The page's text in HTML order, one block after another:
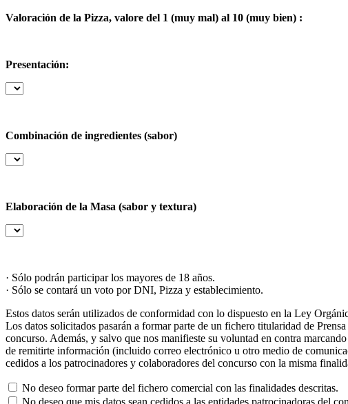
Valoración de la Pizza, valore del 1 (muy mal) al 10 (muy bien) :
Presentación:
Combinación de ingredientes (sabor)
Elaboración de la Masa (sabor y textura)
· Sólo podrán participar los mayores de 18 años.
· Sólo se contará un voto por DNI, Pizza y establecimiento.
Estos datos serán utilizados de conformidad con lo dispuesto en la Ley
Los datos solicitados pasarán a formar parte de un fichero titularidad de
concurso. Además, y salvo que nos manifieste su voluntad en contra
de remitirte información (incluido correo electrónico u otro medio de
cedidos a los patrocinadores y colaboradores del concurso con la misma
No deseo formar parte del fichero comercial con las finalidades descritas.